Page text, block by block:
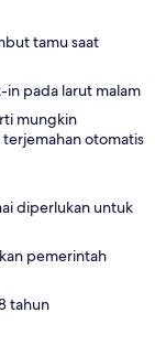
tamu saat
in pada larut malam
mungkin
otomatis
diperlukan untuk
pemerintah
tahun